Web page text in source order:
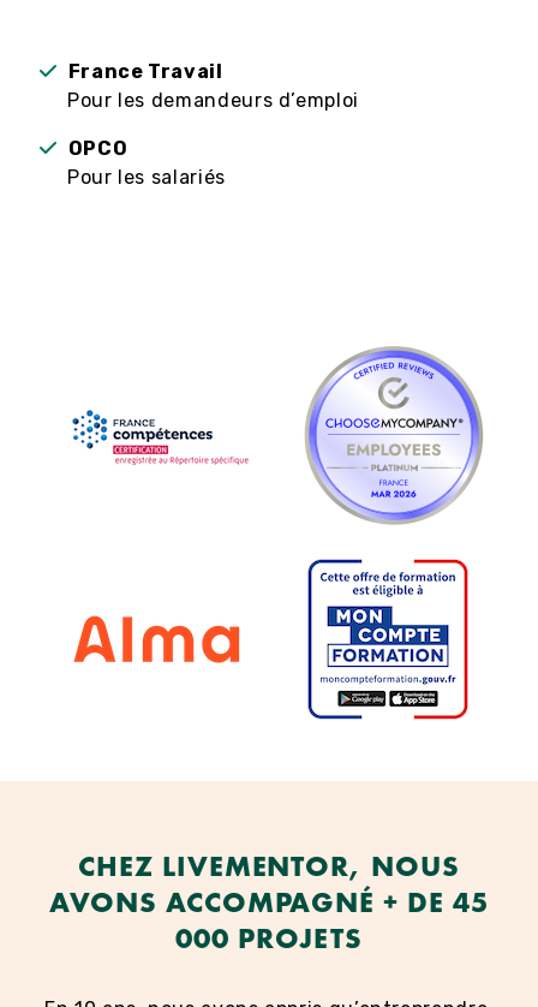
France Travail
Pour les demandeurs d’emploi
OPCO
Pour les salariés
CHEZ LIVEMENTOR, NOUS
AVONS ACCOMPAGNÉ + DE 45
000 PROJETS